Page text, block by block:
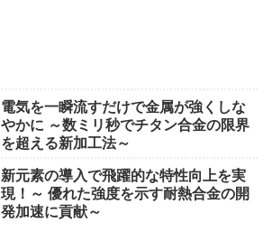
電気を一瞬流すだけで金属が強くしな
やかに ～数ミリ秒でチタン合金の限界
を超える新加工法～
新元素の導入で飛躍的な特性向上を実
現！～ 優れた強度を示す耐熱合金の開
発加速に貢献～